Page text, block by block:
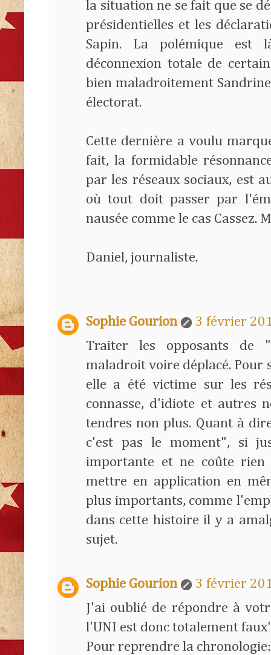
la situation ne se fait que se
présidentielles et les
Sapin. La polémique
déconnexion totale de
bien maladroitement
électorat.
Cette dernière a voulu
fait, la formidable
par les réseaux sociaux, est
où tout doit passer par
nausée comme le cas Cassez.
Daniel, journaliste.
Sophie Gourion
3 février
Traiter les opposants de
maladroit voire déplacé. Pour
elle a été victime sur les
connasse, d'idiote et autres
tendres non plus. Quant à
c'est pas le moment", si
importante et ne coûte
mettre en application en
plus importants, comme
dans cette histoire il y a
sujet.
Sophie Gourion
3 février
J'ai oublié de répondre à
l'UNI est donc totalement
Pour reprendre la chronologie: